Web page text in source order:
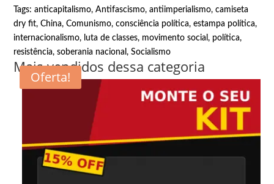
Tags:anticapitalismo,Antifascismo,antiimperialismo,camiseta
dry fit,China,Comunismo,consciência política,estampa política,
internacionalismo, luta de classes, movimento social, política,
resistência,soberania nacional,Socialismo
Mais vendidos dessa categoria
Oferta!